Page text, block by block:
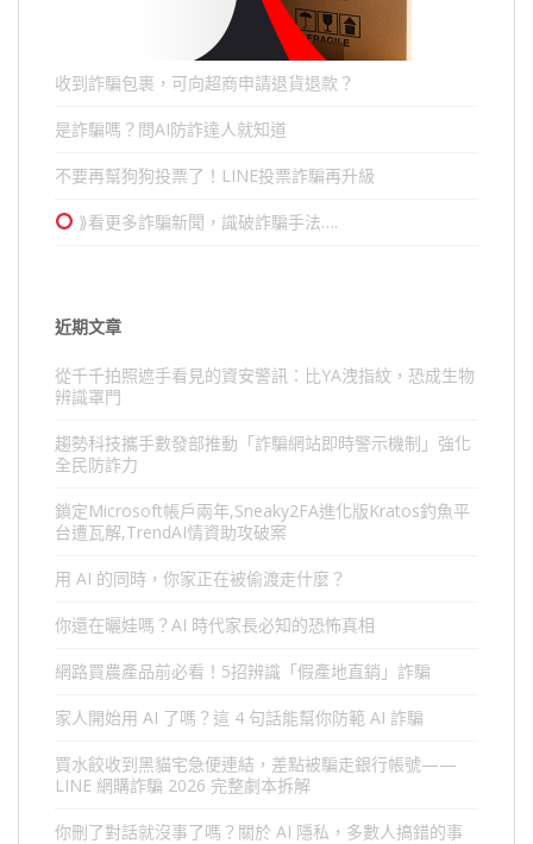
收到詐騙包裹，可向超商申請退貨退款？
是詐騙嗎？問AI防詐達人就知道
不要再幫狗狗投票了！LINE投票詐騙再升級
⟫看更多詐騙新聞，識破詐騙手法….
近期文章
從千千拍照遮手看見的資安警訊：比YA洩指紋，恐成生物
辨識罩門
趨勢科技攜手數發部推動「詐騙網站即時警示機制」強化
全民防詐力
鎖定Microsoft帳戶兩年,Sneaky2FA進化版Kratos釣魚平
台遭瓦解,TrendAI情資助攻破案
用 AI 的同時，你家正在被偷渡走什麼？
你還在曬娃嗎？AI 時代家長必知的恐怖真相
網路買農產品前必看！5招辨識「假產地直銷」詐騙
家人開始用 AI 了嗎？這 4 句話能幫你防範 AI 詐騙
買水餃收到黑貓宅急便連結，差點被騙走銀行帳號——
LINE 網購詐騙 2026 完整劇本拆解
你刪了對話就沒事了嗎？關於 AI 隱私，多數人搞錯的事